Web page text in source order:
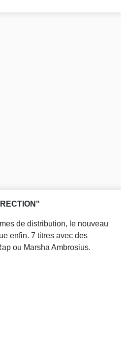
de distribution, le nouveau
enfin. 7 titres avec des
ou Marsha Ambrosius.